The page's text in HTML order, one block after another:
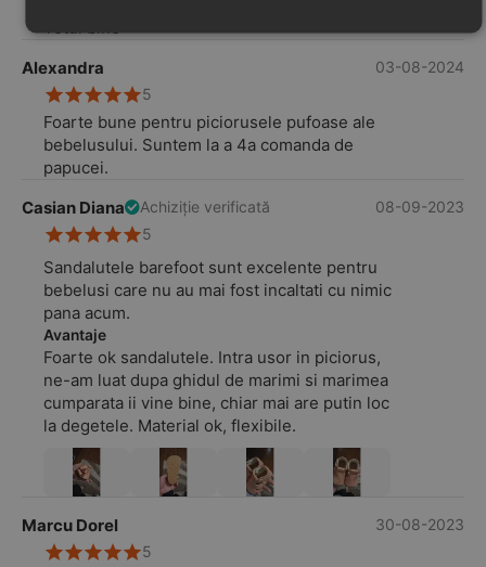
Alexandra
03-08-2024
5
Foarte bune pentru piciorusele pufoase ale
bebelusului. Suntem la a 4a comanda de
papucei.
Casian Diana
Achiziție verificată
08-09-2023
5
Sandalutele barefoot sunt excelente pentru
bebelusi care nu au mai fost incaltati cu nimic
pana acum.
Avantaje
Foarte ok sandalutele. Intra usor in piciorus,
ne-am luat dupa ghidul de marimi si marimea
cumparata ii vine bine, chiar mai are putin loc
la degetele. Material ok, flexibile.
Marcu Dorel
30-08-2023
5